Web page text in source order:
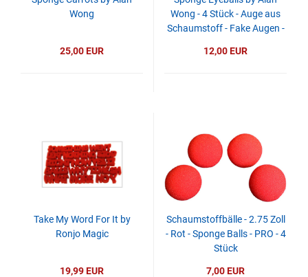
Wong
25,00 EUR
Wong - 4 Stück - Auge aus
Schaumstoff - Fake Augen -
12,00 EUR
Take My Word For It by
Ronjo Magic
19,99 EUR
Schaumstoffbälle - 2.75 Zoll
- Rot - Sponge Balls - PRO - 4
Stück
7,00 EUR